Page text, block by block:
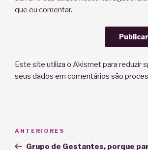
que eu comentar.
Este site utiliza o Akismet para reduzir
seus dados em comentários são
Post
anterior
ANTERIORES
Grupo de Gestantes, porque